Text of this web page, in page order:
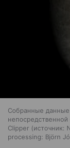
Собранные данные
Clipper
источник:
processing: Björn